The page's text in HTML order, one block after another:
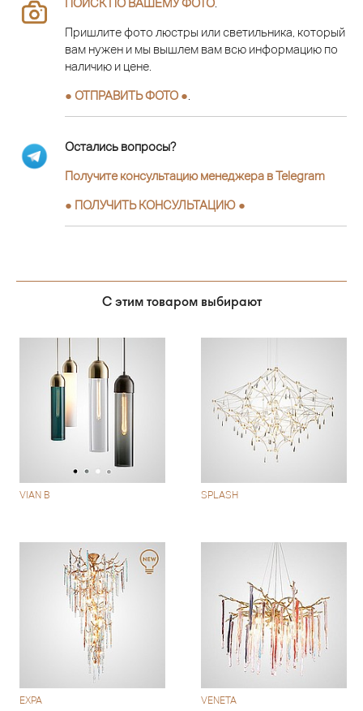
Пришлите фото люстры или светильника, который
вам нужен и мы вышлем вам всю информацию по
наличию и цене.
● ОТПРАВИТЬ ФОТО ●
Остались вопросы?
Получите консультацию менеджера в Telegram
● ПОЛУЧИТЬ КОНСУЛЬТАЦИЮ ●
С этим товаром выбирают
VIAN B SPLASH
EXPA VENETA